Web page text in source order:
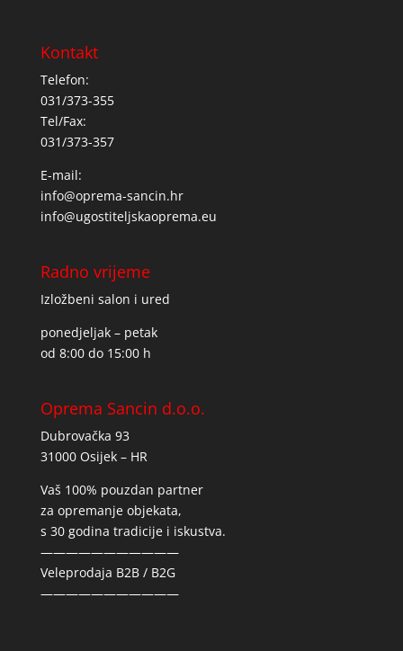
Kontakt
Telefon:
031/373-355
Tel/Fax:
031/373-357
E-mail:
info@oprema-sancin.hr
info@ugostiteljskaoprema.eu
Radno vrijeme
Izložbeni salon i ured
ponedjeljak – petak
od 8:00 do 15:00 h
Oprema Sancin d.o.o.
Dubrovačka 93
31000 Osijek – HR
Vaš 100% pouzdan partner
za opremanje objekata,
s 30 godina tradicije i iskustva.
———————————
Veleprodaja B2B / B2G
———————————